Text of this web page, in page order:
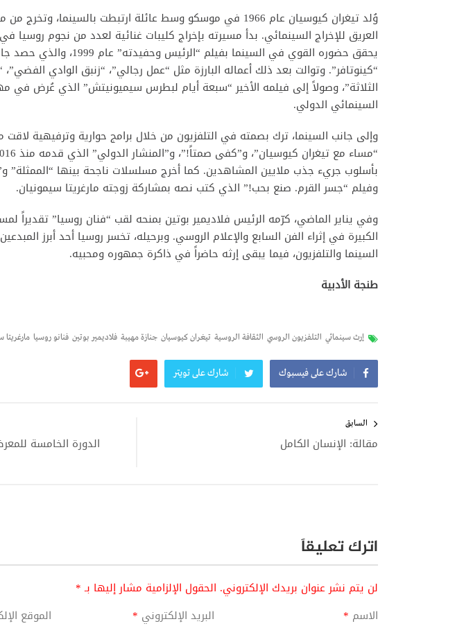
وُلد تيغران كيوسيان عام 1966 في موسكو وسط عائلة ارتبطت بالسينما،
العريق للإخراج السينمائي. بدأ مسيرته بإخراج كليبات غنائية لعدد من نجوم روسيا
يحقق حضوره القوي في السينما بفيلم
الثلاثة”، وصولاً إلى فيلمه الأخير “سبعة أيام لبطرس سيميونيتش” الذي عُرض في
السينمائي الدولي.
وإلى جانب السينما، ترك بصمته في التلفزيون من خلال برامج حوارية وترفيهية لاقت
بأسلوب جريء جذب ملايين المشاهدين. كما أخرج مسلسلات ناجحة بينها “الممثلة”
وفيلم “جسر القرم. صنع بحب!” الذي كتب نصه بمشاركة زوجته مارغريتا سيمونيان.
وفي يناير الماضي، كرّمه الرئيس فلاديمير بوتين بمنحه لقب “فنان روسيا” تقديراً
الكبيرة في إثراء الفن السابع والإعلام الروسي. وبرحيله، تخسر روسيا أحد أبرز
السينما والتلفزيون، فيما يبقى إرثه حاضراً في ذاكرة جمهوره ومحبيه.
طنجة الأدبية
إرث سينمائي التلفزيون الروسي الثقافة الروسية تيغران كيوسيان جنازة مهيبة فلاديمير بوتين فنانو روسيا مارغريتا
شارك على فيسبوك شارك على تويتر
المقالات
السابق
مقالة: الإنسان الكامل
الدورة الخامسة
اترك تعليقاً
لن يتم نشر عنوان بريدك الإلكتروني. الحقول الإلزامية مشار إليها بـ*
الاسم * البريد الإلكتروني * الموقع